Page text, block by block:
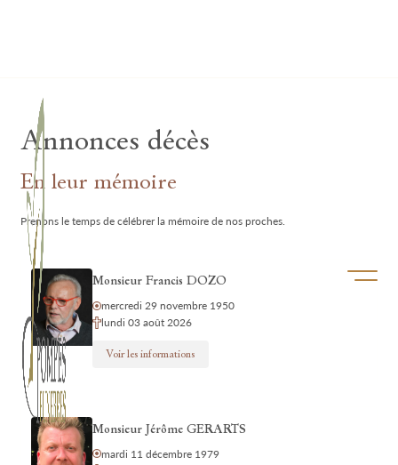
Ouvrir/
Annonces décès
En leur mémoire
Prenons le temps de célébrer la mémoire de nos proches.
Monsieur Francis DOZO
mercredi 29 novembre 1950
lundi 03 août 2026
Voir les informations
Monsieur Jérôme GERARTS
mardi 11 décembre 1979